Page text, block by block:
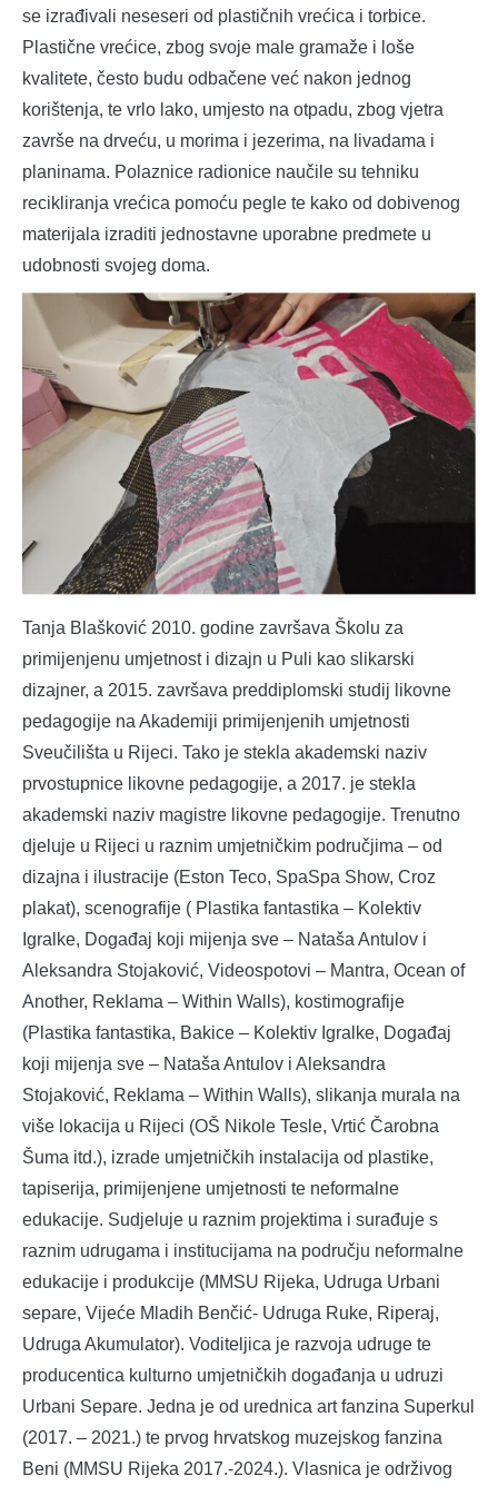
se izrađivali neseseri od plastičnih vrećica i torbice.
Plastične vrećice, zbog svoje male gramaže i loše
kvalitete, često budu odbačene već nakon jednog
korištenja, te vrlo lako, umjesto na otpadu, zbog vjetra
završe na drveću, u morima i jezerima, na livadama i
planinama. Polaznice radionice naučile su tehniku
recikliranja vrećica pomoću pegle te kako od dobivenog
materijala izraditi jednostavne uporabne predmete u
udobnosti svojeg doma.
Tanja Blašković 2010. godine završava Školu za
primijenjenu umjetnost i dizajn u Puli kao slikarski
dizajner, a 2015. završava preddiplomski studij likovne
pedagogije na Akademiji primijenjenih umjetnosti
Sveučilišta u Rijeci. Tako je stekla akademski naziv
prvostupnice likovne pedagogije, a 2017. je stekla
akademski naziv magistre likovne pedagogije. Trenutno
djeluje u Rijeci u raznim umjetničkim područjima – od
dizajna i ilustracije (Eston Teco, SpaSpa Show, Croz
plakat), scenografije ( Plastika fantastika – Kolektiv
Igralke, Događaj koji mijenja sve – Nataša Antulov i
Aleksandra Stojaković, Videospotovi – Mantra, Ocean of
Another, Reklama – Within Walls), kostimografije
(Plastika fantastika, Bakice – Kolektiv Igralke, Događaj
koji mijenja sve – Nataša Antulov i Aleksandra
Stojaković, Reklama – Within Walls), slikanja murala na
više lokacija u Rijeci (OŠ Nikole Tesle, Vrtić Čarobna
Šuma itd.), izrade umjetničkih instalacija od plastike,
tapiserija, primijenjene umjetnosti te neformalne
edukacije. Sudjeluje u raznim projektima i surađuje s
raznim udrugama i institucijama na području neformalne
edukacije i produkcije (MMSU Rijeka, Udruga Urbani
separe, Vijeće Mladih Benčić- Udruga Ruke, Riperaj,
Udruga Akumulator). Voditeljica je razvoja udruge te
producentica kulturno umjetničkih događanja u udruzi
Urbani Separe. Jedna je od urednica art fanzina Superkul
(2017. – 2021.) te prvog hrvatskog muzejskog fanzina
Beni (MMSU Rijeka 2017.-2024.). Vlasnica je održivog